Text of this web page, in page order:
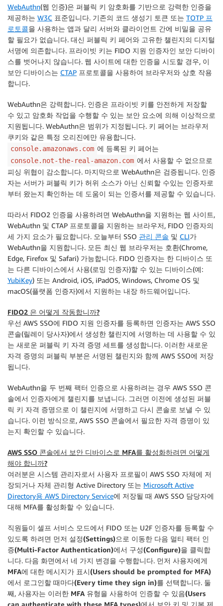
WebAuthn(웹 인증)은 퍼블릭 키 암호화를 기반으로 강력한 인증을
제공하는 W3C 표준입니다. 기존의 코드 생성기 토큰 또는 TOTP 프
로토콜을 사용하는 앱과 달리 서버와 클라이언트 간에 비밀을 공유
할 필요가 없습니다. 대신 퍼블릭 키 페어와 고유한 챌린지의 디지털
서명에 의존합니다. 프라이빗 키는 FIDO 지원 인증자인 보안 디바이
스를 벗어나지 않습니다. 웹 사이트에 대한 인증을 시도할 경우, 이
보안 디바이스는 CTAP 프로토콜을 사용하여 브라우저와 상호 작용
합니다.
WebAuthn은 강력합니다. 인증은 프라이빗 키를 안전하게 저장할
수 있고 암호화 작업을 수행할 수 있는 보안 요소에 의해 이상적으로
지원됩니다. WebAuthn은 범위가 지정됩니다. 키 페어는 브라우저
쿠키와 같은 특정 오리진에만 유용합니다.
console.amazonaws.com 에 등록된 키 페어는
console.not-the-real-amazon.com 에서 사용할 수 없으므로
피싱 위협이 감소합니다. 마지막으로 WebAuthn은 검증됩니다. 인증
자는 서버가 퍼블릭 키가 허위 소스가 아닌 신뢰할 수있는 인증자로
부터 왔는지 확인하는 데 도움이 되는 인증서를 제공할 수 있습니다.
따라서 FIDO2 인증을 사용하려면 WebAuthn을 지원하는 웹 사이트,
WebAuthn 및 CTAP 프로토콜을 지원하는 브라우저, FIDO 인증자의
세 가지 요소가 필요합니다. 오늘부터 SSO 관리 콘솔 및 CLI가
WebAuthn을 지원합니다. 모든 최신 웹 브라우저는 호환(Chrome,
Edge, Firefox 및 Safari) 가능합니다. FIDO 인증자는 한 디바이스 또
는 다른 디바이스에서 사용(로밍 인증자)할 수 있는 디바이스(예:
YubiKey) 또는 Android, iOS, iPadOS, Windows, Chrome OS 및
macOS(플랫폼 인증자)에서 지원하는 내장 하드웨어입니다.
FIDO2 은 어떻게 작동합니까?
우선 AWS SSO에 FIDO 지원 인증자를 등록하면 인증자는 AWS SSO
콘솔(릴레이 당사자)에서 생성한 챌린지에 서명하는 데 사용할 수 있
는 새로운 퍼블릭 키 자격 증명 세트를 생성합니다. 이러한 새로운
자격 증명의 퍼블릭 부분은 서명된 챌린지와 함께 AWS SSO에 저장
됩니다.
WebAuthn을 두 번째 팩터 인증으로 사용하려는 경우 AWS SSO 콘
솔에서 인증자에게 챌린지를 보냅니다. 그러면 이전에 생성된 퍼블
릭 키 자격 증명으로 이 챌린지에 서명하고 다시 콘솔로 보낼 수 있
습니다. 이런 방식으로, AWS SSO 콘솔에서 필요한 자격 증명이 있
는지 확인할 수 있습니다.
AWS SSO 콘솔에서 보안 디바이스로 MFA를 활성화하려면 어떻게
해야 합니까?
여러분은 시스템 관리자로서 사용자 프로필이 AWS SSO 자체에 저
장되거나 자체 관리형 Active Directory 또는 Microsoft Active
Directory용 AWS Directory Service에 저장될 때 AWS SSO 담당자에
대해 MFA를 활성화할 수 있습니다.
직원들이 셀프 서비스 모드에서 FIDO 또는 U2F 인증자를 등록할 수
있도록 하려면 먼저 설정(Settings)으로 이동한 다음 멀티 팩터 인
증(Multi-Factor Authentication)에서 구성(Configure)을 클릭합
니다. 다음 화면에서 네 가지 변경을 수행합니다. 먼저 사용자에게
MFA에 대한 메시지가 표시(Users should be prompted for MFA)
에서 로그인할 때마다(Every time they sign in)를 선택합니다. 둘
째, 사용자는 이러한 MFA 유형을 사용하여 인증할 수 있음(Users
can authenticate with these MFA types)에서 보안 키 및 기본 제